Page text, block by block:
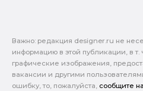
Важно: pедакция designer.ru не
информацию в этой публикации, в т.
графические изображения,
вакансии и другими
ошибку, то, пожалуйста, сообщите